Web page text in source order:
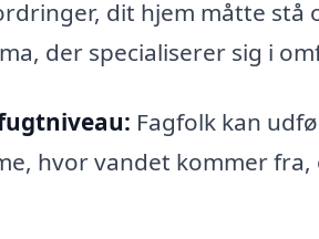
dit hjem måtte
der specialiserer sig i
Fagfolk kan
hvor vandet kommer